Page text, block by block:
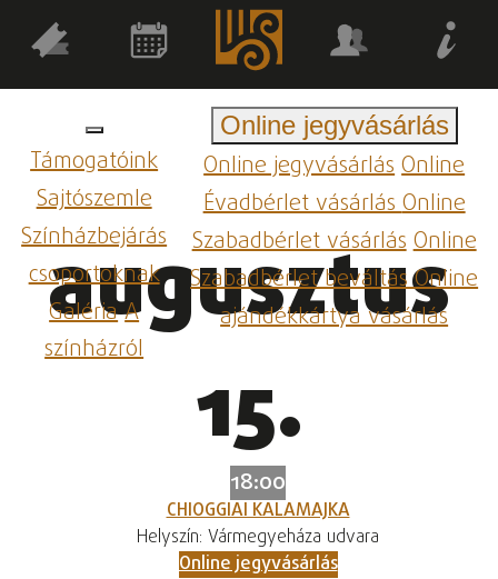
Támogatóink
Sajtószemle
Színházbejárás
csoportoknak
GalériaA
színházról
Online jegyvásárlás
Online jegyvásárlásOnline
Évadbérlet vásárlásOnline
Szabadbérlet vásárlásOnline
Szabadbérlet beváltásOnline
ajándékkártya vásárlás
augusztus
15.
18:00
CHIOGGIAI KALAMAJKA
Helyszín: Vármegyeháza udvara
Online jegyvásárlás